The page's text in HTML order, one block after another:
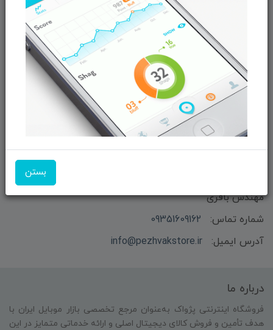
بستن
از تخفیف‌ها و جدیدترین‌های فروشگاه ما باخبر شوید:
ثبت‌نام
ما را در شبکه‌های اجتماعی دنبال کنید:
بازرگانی و فروش محصولات MSI ماتریکس - جناب آقای
مهندس باقری
شماره تماس:
09351609162
آدرس ایمیل:
info@pezhvakstore.ir
درباره ما
فروشگاه اینترنتی پژواک به‌عنوان مرجع تخصصی بازار موبایل ایران با
هدف تأمین و فروش کالای دیجیتال اصلی و ارائه خدماتی متمایز در این